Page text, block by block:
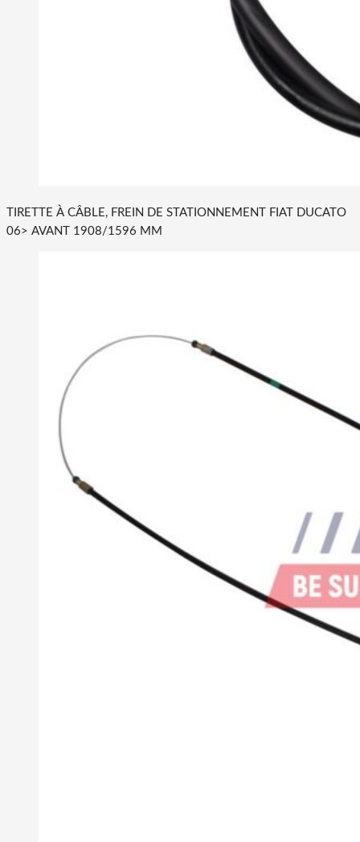
TIRETTE À CÂBLE, FREIN DE STATIONNEMENT FIAT DUCATO
06> AVANT 1908/1596 MM